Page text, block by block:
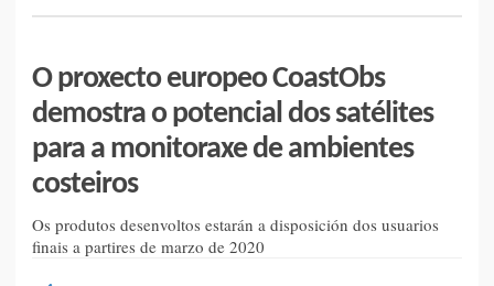
O proxecto europeo CoastObs
demostra o potencial dos satélites
para a monitoraxe de ambientes
costeiros
Os produtos desenvoltos estarán a disposición dos usuarios
finais a partires de marzo de 2020